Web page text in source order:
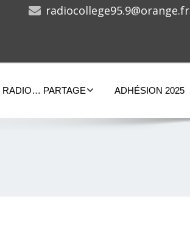
radiocollege95.9@orange.fr
RADIO… PARTAGE ADHÉSION 2025